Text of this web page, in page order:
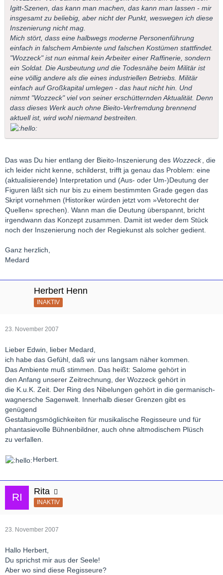
Igitt-Szenen, das kann man machen, das kann man lassen - mir
insgesamt zu beliebig, aber nicht der Punkt, weswegen ich diese
Inszenierung nicht mag.
Mich stört, dass eine halbwegs moderne Personenführung
einfach in falschem Ambiente und falschen Kostümen stattfindet.
"Wozzeck" ist nun einmal kein Arbeiter einer Raffinerie, sondern
ein Soldat. Die Ausbeutung und die Todesnähe beim Militär ist
eine völlig andere als die eines industriellen Betriebs. Militär
einfach auf Großkapital umlegen - das haut nicht hin. Und
nimmt "Wozzeck" viel von seiner erschütternden Aktualität. Denn
dass dieses Werk auch ohne Bieito-Verfremdung brennend
aktuell ist, wird wohl niemand bestreiten.
Das was Du hier entlang der Bieito-Inszenierung des Wozzeck, die
ich leider nicht kenne, schilderst, trifft ja genau das Problem: eine
(aktualisierende) Interpretation und (Aus- oder Um-)Deutung der
Figuren läßt sich nur bis zu einem bestimmten Grade gegen das
Skript vornehmen (Historiker würden jetzt vom »Vetorecht der
Quellen« sprechen). Wann man die Deutung überspannt, bricht
irgendwann das Konzept zusammen. Damit ist weder dem Stück
noch der Inszenierung noch der Regiekunst als solcher gedient.
Ganz herzlich,
Medard
Herbert Henn
INAKTIV
23. November 2007
Lieber Edwin, lieber Medard,
ich habe das Gefühl, daß wir uns langsam näher kommen.
Das Ambiente muß stimmen. Das heißt: Salome gehört in
den Anfang unserer Zeitrechnung, der Wozzeck gehört in
die K.u.K. Zeit. Der Ring des Nibelungen gehört in die germanisch-
wagnersche Sagenwelt. Innerhalb dieser Grenzen gibt es
genügend
Gestaltungsmöglichkeiten für musikalische Regisseure und für
phantasievolle Bühnenbildner, auch ohne altmodischem Plüsch
zu verfallen.
Herbert.
Rita
INAKTIV
23. November 2007
Hallo Herbert,
Du sprichst mir aus der Seele!
Aber wo sind diese Regisseure?